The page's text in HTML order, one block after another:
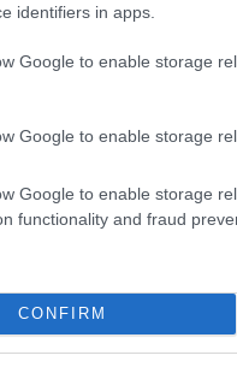
identifiers in apps.
Google to enable storage
Google to enable storage
Google to enable storage
functionality and fraud
CONFIRM
Ειδήσεις
Σενάριο για